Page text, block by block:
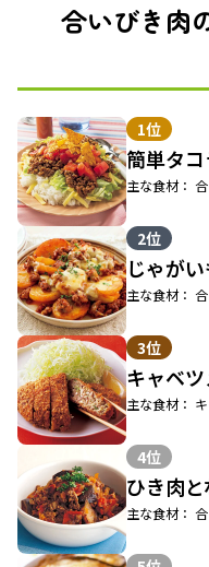
合いびき肉
1位
簡単タ
主な食材：
2位
じゃが
主な食材：
3位
キャベ
主な食材：
4位
ひき肉
主な食材：